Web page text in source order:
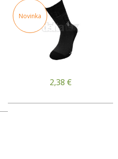
Novinka
2,38 €